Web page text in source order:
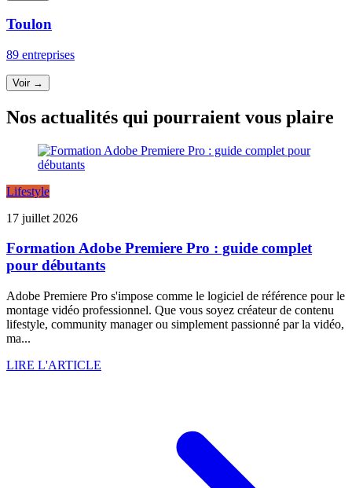
Toulon
89 entreprises
Voir →
Nos actualités qui pourraient vous plaire
Lifestyle
17 juillet 2026
Formation Adobe Premiere Pro : guide complet
pour débutants
Adobe Premiere Pro s'impose comme le logiciel de référence pour le
montage vidéo professionnel. Que vous soyez créateur de contenu
lifestyle, community manager ou simplement passionné par la vidéo,
ma...
LIRE L'ARTICLE